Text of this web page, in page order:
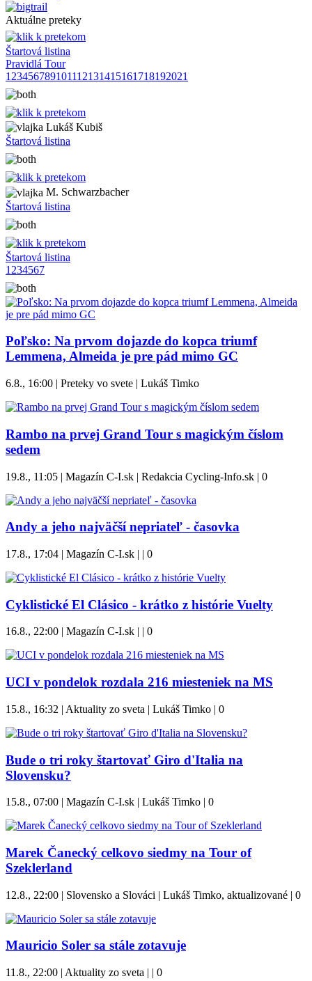
Aktuálne preteky
Štartová listina
Pravidlá Tour
1 23456789101112131415161718192021
Lukáš Kubiš
Štartová listina
M. Schwarzbacher
Štartová listina
Štartová listina
1 234567
Poľsko: Na prvom dojazde do kopca triumf
Lemmena, Almeida je pre pád mimo GC
6.8., 16:00 | Preteky vo svete | Lukáš Timko
Rambo na prvej Grand Tour s magickým číslom
sedem
19.8., 11:05 | Magazín C-I.sk | Redakcia Cycling-Info.sk | 0
Andy a jeho najväčší nepriateľ - časovka
17.8., 17:04 | Magazín C-I.sk | | 0
Cyklistické El Clásico - krátko z histórie Vuelty
16.8., 22:00 | Magazín C-I.sk | | 0
UCI v pondelok rozdala 216 miesteniek na MS
15.8., 16:32 | Aktuality zo sveta | Lukáš Timko | 0
Bude o tri roky štartovať Giro d'Italia na
Slovensku?
15.8., 07:00 | Magazín C-I.sk | Lukáš Timko | 0
Marek Čanecký celkovo siedmy na Tour of
Szeklerland
12.8., 22:00 | Slovensko a Slováci | Lukáš Timko, aktualizované | 0
Mauricio Soler sa stále zotavuje
11.8., 22:00 | Aktuality zo sveta | | 0